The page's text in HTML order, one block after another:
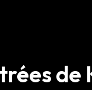
de